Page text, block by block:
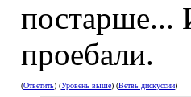
постарше...
проебали.
(Ответить) (Уровень выше) (Ветвь дискуссии)